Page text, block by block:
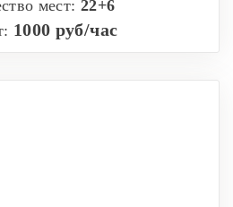
мест: 22+6
1000 руб/час